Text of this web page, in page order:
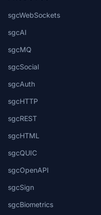
sgcWebSockets
sgcAI
sgcMQ
sgcSocial
sgcAuth
sgcHTTP
sgcREST
sgcHTML
sgcQUIC
sgcOpenAPI
sgcSign
sgcBiometrics